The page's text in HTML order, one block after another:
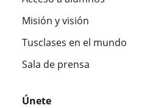
Misión y visión
Tusclases en el mundo
Sala de prensa
Únete